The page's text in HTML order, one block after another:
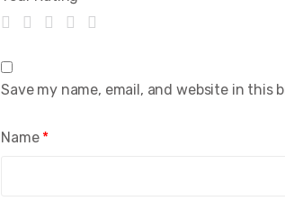
Name *
Save my name, email, and website in